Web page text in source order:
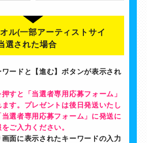
ル(一部アーティストサイ
選された場合
ードと【進む】ボタンが表示され
押すと「当選者専用応募フォーム」
す。プレゼントは後日発送いたし
選者専用応募フォーム」に発送に
ご入力ください。
面に表示されたキーワードの入力